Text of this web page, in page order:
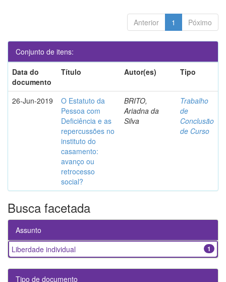
Anterior 1 Póximo
Conjunto de itens:
Data do
documento
Título Autor(es) Tipo
26-Jun-2019
O Estatuto da
Pessoa com
Deficiência e as
repercussões no
instituto do
casamento:
avanço ou
retrocesso
social?
BRITO,
Ariadna da
Silva
Trabalho
de
Conclusão
de Curso
Busca facetada
Assunto
1
Liberdade individual
Tipo de documento